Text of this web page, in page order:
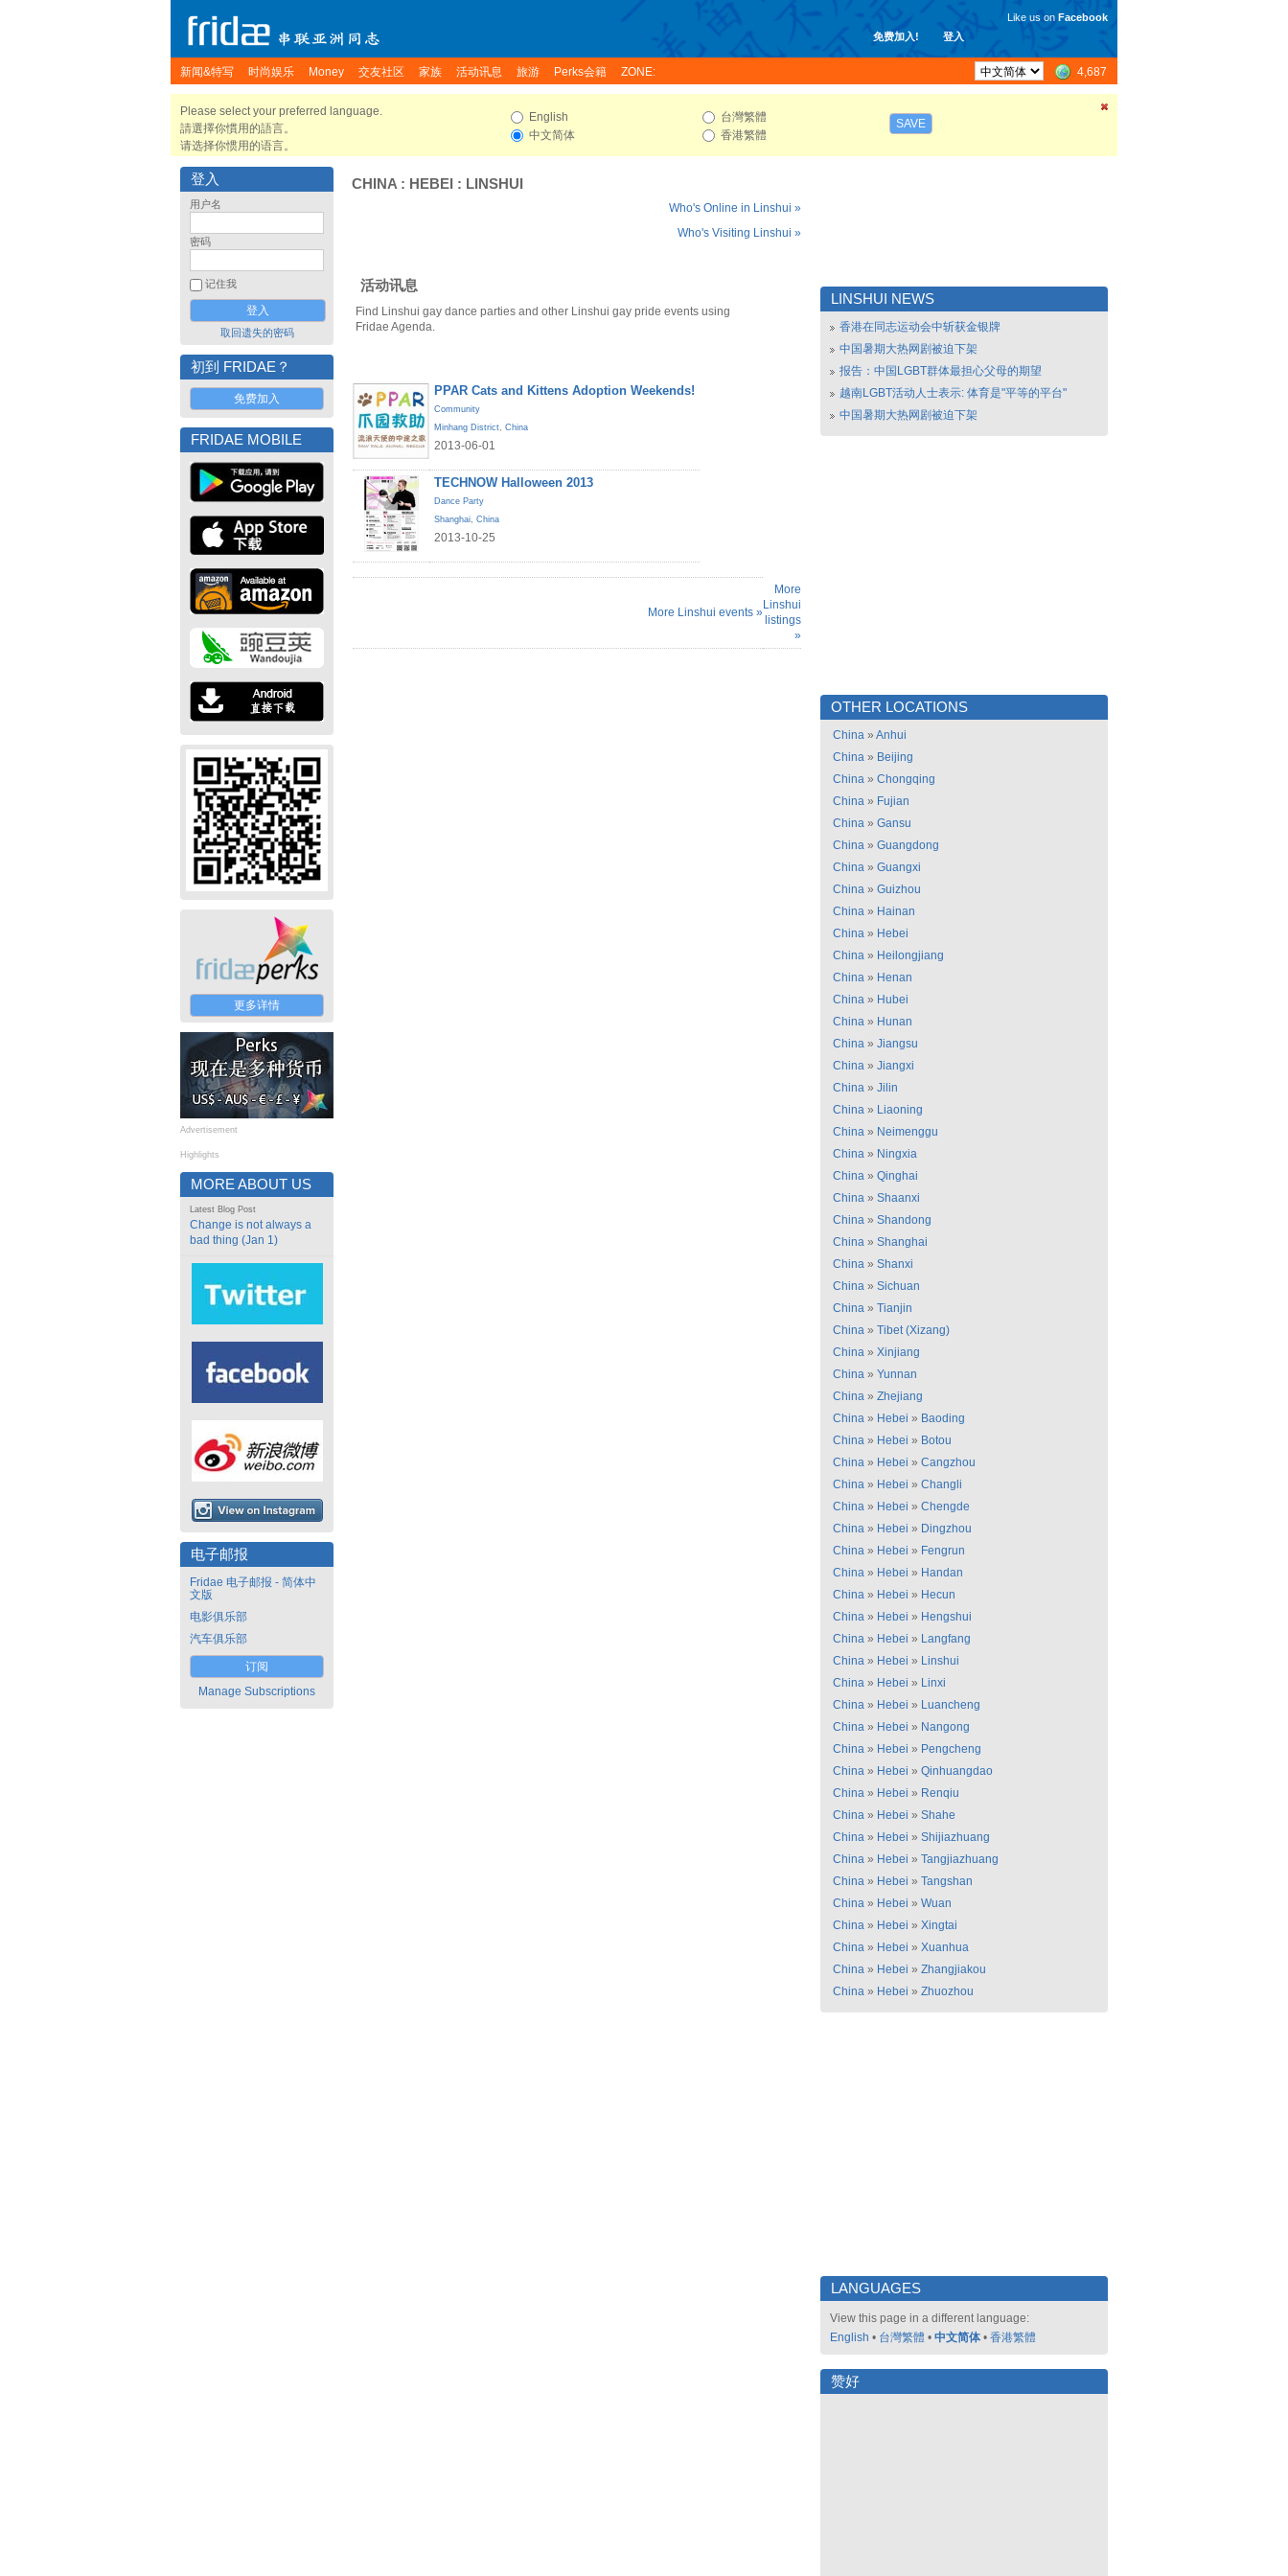
免费加入! 登入
Like us on Facebook
新闻&特写 时尚娱乐 Money 交友社区 家族 活动讯息 旅游 Perks会籍 ZONE: 4,687
Please select your preferred language.
請選擇你慣用的語言。
请选择你惯用的语言。
English
中文简体
台灣繁體
香港繁體
SAVE
登入
用户名
密码
记住我
取回遗失的密码
初到 FRIDAE？
免费加入
FRIDAE MOBILE
更多详情
Advertisement
Highlights
MORE ABOUT US
Latest Blog Post
Change is not always a
bad thing (Jan 1)
电子邮报
Fridae 电子邮报 - 简体中
文版
电影俱乐部
汽车俱乐部
订阅
Manage Subscriptions
CHINA : HEBEI : LINSHUI
Who's Online in Linshui »
Who's Visiting Linshui »
活动讯息
Find Linshui gay dance parties and other Linshui gay pride events using
Fridae Agenda.
PPAR Cats and Kittens Adoption Weekends!
Community
Minhang District, China
2013-06-01
TECHNOW Halloween 2013
Dance Party
Shanghai, China
2013-10-25
More Linshui events »
More
Linshui
listings
»
LINSHUI NEWS
香港在同志运动会中斩获金银牌
中国暑期大热网剧被迫下架
报告：中国LGBT群体最担心父母的期望
越南LGBT活动人士表示: 体育是"平等的平台"
中国暑期大热网剧被迫下架
OTHER LOCATIONS
China » Anhui
China » Beijing
China » Chongqing
China » Fujian
China » Gansu
China » Guangdong
China » Guangxi
China » Guizhou
China » Hainan
China » Hebei
China » Heilongjiang
China » Henan
China » Hubei
China » Hunan
China » Jiangsu
China » Jiangxi
China » Jilin
China » Liaoning
China » Neimenggu
China » Ningxia
China » Qinghai
China » Shaanxi
China » Shandong
China » Shanghai
China » Shanxi
China » Sichuan
China » Tianjin
China » Tibet (Xizang)
China » Xinjiang
China » Yunnan
China » Zhejiang
China » Hebei » Baoding
China » Hebei » Botou
China » Hebei » Cangzhou
China » Hebei » Changli
China » Hebei » Chengde
China » Hebei » Dingzhou
China » Hebei » Fengrun
China » Hebei » Handan
China » Hebei » Hecun
China » Hebei » Hengshui
China » Hebei » Langfang
China » Hebei » Linshui
China » Hebei » Linxi
China » Hebei » Luancheng
China » Hebei » Nangong
China » Hebei » Pengcheng
China » Hebei » Qinhuangdao
China » Hebei » Renqiu
China » Hebei » Shahe
China » Hebei » Shijiazhuang
China » Hebei » Tangjiazhuang
China » Hebei » Tangshan
China » Hebei » Wuan
China » Hebei » Xingtai
China » Hebei » Xuanhua
China » Hebei » Zhangjiakou
China » Hebei » Zhuozhou
LANGUAGES
View this page in a different language:
English • 台灣繁體 • 中文简体 • 香港繁體
赞好